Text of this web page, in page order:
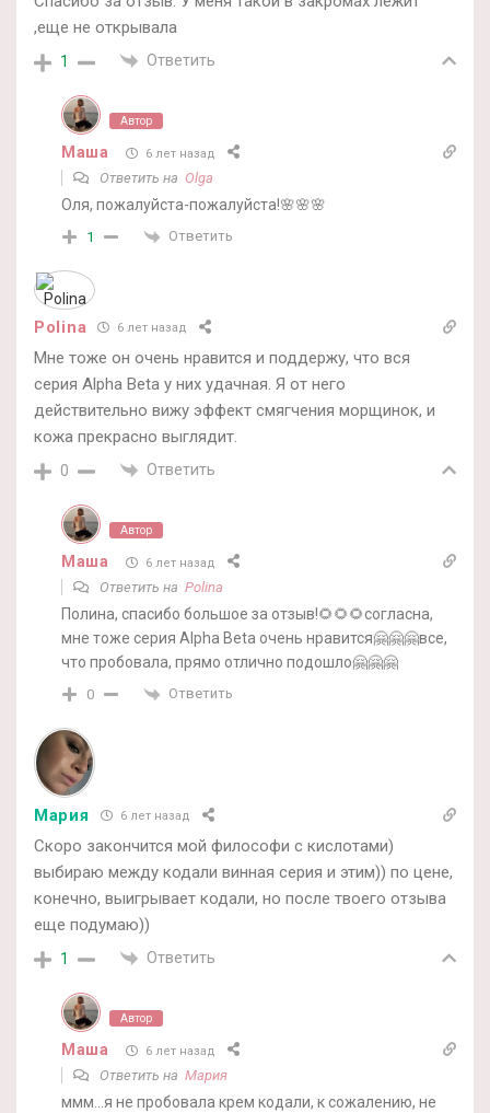
,еще не открывала
1 Ответить
Автор
Маша 6 лет назад
Ответить на Olga
Оля, пожалуйста-пожалуйста!🌸🌸🌸
1 Ответить
Polina 6 лет назад
Мне тоже он очень нравится и поддержу, что вся
серия Alpha Beta у них удачная. Я от него
действительно вижу эффект смягчения морщинок, и
кожа прекрасно выглядит.
0 Ответить
Автор
Маша 6 лет назад
Ответить на Polina
Полина, спасибо большое за отзыв!🌻🌻🌻согласна,
мне тоже серия Alpha Beta очень нравится🤗🤗🤗все,
что пробовала, прямо отлично подошло🤗🤗🤗
0 Ответить
Мария 6 лет назад
Скоро закончится мой философи с кислотами)
выбираю между кодали винная серия и этим)) по цене,
конечно, выигрывает кодали, но после твоего отзыва
еще подумаю))
1 Ответить
Автор
Маша 6 лет назад
Ответить на Мария
ммм…я не пробовала крем кодали, к сожалению, не